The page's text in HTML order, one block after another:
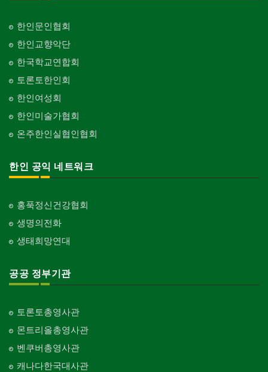
한인문인협회
한인교향악단
한국학교연합회
토론토한인회
한인여성회
한인미술가협회
온주한인실협인협회
한인 공익 네트워크
홍푹정신건강협회
생명의전화
생태희망연대
공공 정부기관
토론토총영사관
몬트리올총영사관
벤쿠버총영사관
캐나다한국대사관